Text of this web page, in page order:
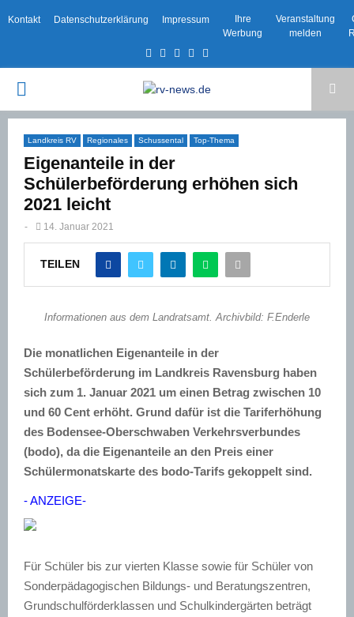
Kontakt Datenschutzerklärung Impressum
Ihre
Werbung
Veranstaltung
melden
Facebook
TwitterInstagram
Email
PRIMARY
MENU
Landkreis RV Regionales Schussental Top-Thema
Eigenanteile in der
Schülerbeförderung erhöhen sich
2021 leicht
- 14. Januar 2021
TEILEN
Informationen aus dem Landratsamt. Archivbild: F.Enderle
Die monatlichen Eigenanteile in der
Schülerbeförderung im Landkreis Ravensburg haben
sich zum 1. Januar 2021 um einen Betrag zwischen 10
und 60 Cent erhöht. Grund dafür ist die Tariferhöhung
des Bodensee-Oberschwaben Verkehrsverbundes
(bodo), da die Eigenanteile an den Preis einer
Schülermonatskarte des bodo-Tarifs gekoppelt sind.
- ANZEIGE-
Für Schüler bis zur vierten Klasse sowie für Schüler von
Sonderpädagogischen Bildungs- und Beratungszentren,
Grundschulförderklassen und Schulkindergärten beträgt